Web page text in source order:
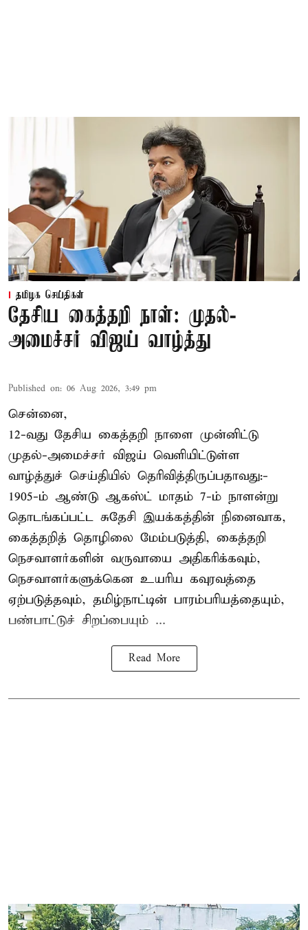
தமிழக செய்திகள்
தேசிய கைத்தறி நாள்: முதல்-
அமைச்சர் விஜய் வாழ்த்து
Published on: 06 Aug 2026, 3:49 pm
சென்னை,
12-வது தேசிய கைத்தறி நாளை முன்னிட்டு
முதல்-அமைச்சர் விஜய் வெளியிட்டுள்ள
வாழ்த்துச் செய்தியில் தெரிவித்திருப்பதாவது:-
1905-ம் ஆண்டு ஆகஸ்ட் மாதம் 7-ம் நாளன்று
தொடங்கப்பட்ட சுதேசி இயக்கத்தின் நினைவாக,
கைத்தறித் தொழிலை மேம்படுத்தி, கைத்தறி
நெசவாளர்களின் வருவாயை அதிகரிக்கவும்,
நெசவாளர்களுக்கென உயரிய கவுரவத்தை
ஏற்படுத்தவும், தமிழ்நாட்டின் பாரம்பரியத்தையும்,
பண்பாட்டுச் சிறப்பையும் ...
Read More